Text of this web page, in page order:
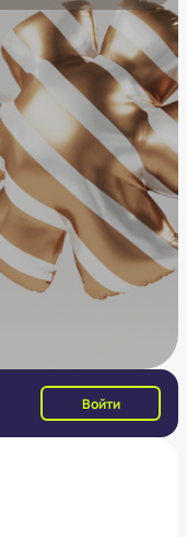
Войти